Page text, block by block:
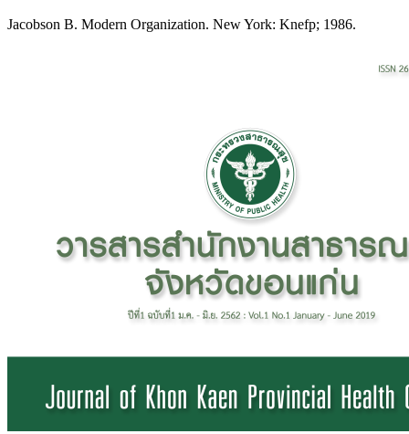
Jacobson B. Modern Organization. New York: Knefp; 1986.